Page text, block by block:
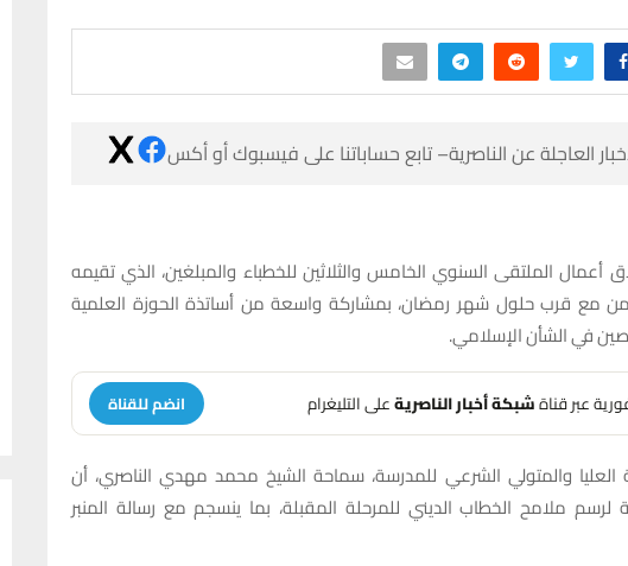
العاجلة عن الناصرية– تابع حساباتنا على فيسبوك أو أكس
أعمال الملتقى السنوي الخامس والثلاثين للخطباء والمبلغين، الذي تقيمه
مع قرب حلول شهر رمضان، بمشاركة واسعة من أساتذة الحوزة العلمية
في الشأن الإسلامي.
عبر قناةشبكة أخبار الناصريةعلى التليغرام انضم للقناة
العليا والمتولي الشرعي للمدرسة، سماحة الشيخ محمد مهدي الناصري، أن
ملامح الخطاب الديني للمرحلة المقبلة، بما ينسجم مع رسالة المنبر